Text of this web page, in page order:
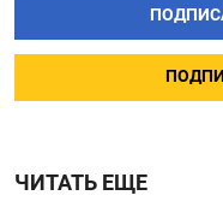
ЧИТАТЬ ЕЩЕ